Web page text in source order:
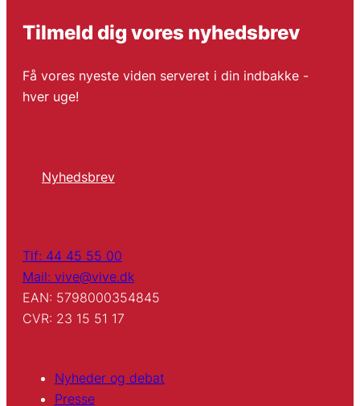
Tilmeld dig vores nyhedsbrev
Få vores nyeste viden serveret i din indbakke -
hver uge!
Nyhedsbrev
Tlf: 44 45 55 00
Mail: vive@vive.dk
EAN: 5798000354845
CVR: 23 15 51 17
Nyheder og debat
Presse